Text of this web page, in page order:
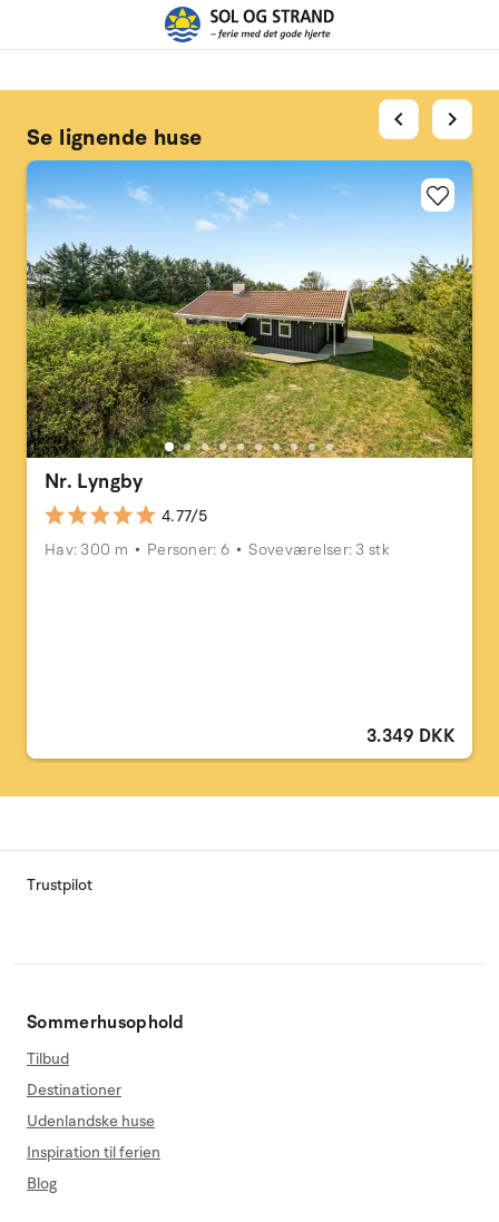
Se lignende huse
Nr. Lyngby
4.77/5
Hav: 300 m
Personer: 6 Soveværelser: 3 stk
3.349 DKK
chevron_left chevron_right
Trustpilot
Sommerhusophold
Tilbud
Destinationer
Udenlandske huse
Inspiration til ferien
Blog